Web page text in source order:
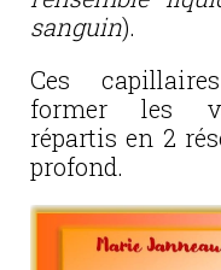
sanguin).
Ces
former les
répartis en 2
profond.